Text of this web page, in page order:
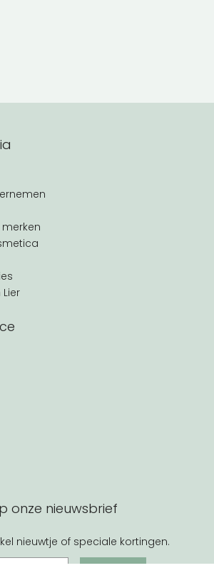
onze nieuwsbrief
nieuwtje of speciale kortingen.